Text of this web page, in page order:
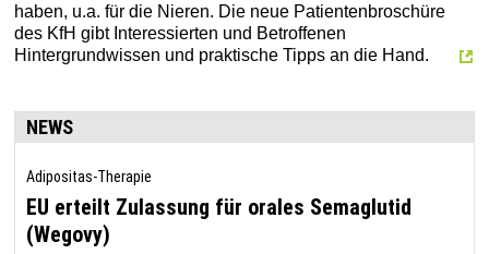
haben, u.a. für die Nieren. Die neue Patientenbroschüre
des KfH gibt Interessierten und Betroffenen
Hintergrundwissen und praktische Tipps an die Hand.
NEWS
Adipositas-Therapie
EU erteilt Zulassung für orales Semaglutid
(Wegovy)